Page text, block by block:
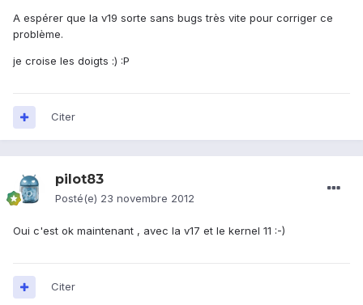
A espérer que la v19 sorte sans bugs très vite pour corriger ce
problème.
je croise les doigts :) :P
Citer
pilot83
Posté(e) 23 novembre 2012
Oui c'est ok maintenant , avec la v17 et le kernel 11 :-)
Citer